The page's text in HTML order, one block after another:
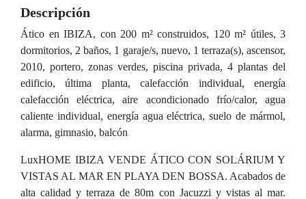
Descripción
Ático en IBIZA, con 200 m² construidos, 120 m² útiles, 3
dormitorios, 2 baños, 1 garaje/s, nuevo, 1 terraza(s), ascensor,
2010, portero, zonas verdes, piscina privada, 4 plantas del
edificio, última planta, calefacción individual, energía
calefacción eléctrica, aire acondicionado frío/calor, agua
caliente individual, energía agua eléctrica, suelo de mármol,
alarma, gimnasio, balcón
LuxHOME IBIZA VENDE ÁTICO CON SOLÁRIUM Y
VISTAS AL MAR EN PLAYA DEN BOSSA. Acabados de
alta calidad y terraza de 80m con Jacuzzi y vistas al mar.